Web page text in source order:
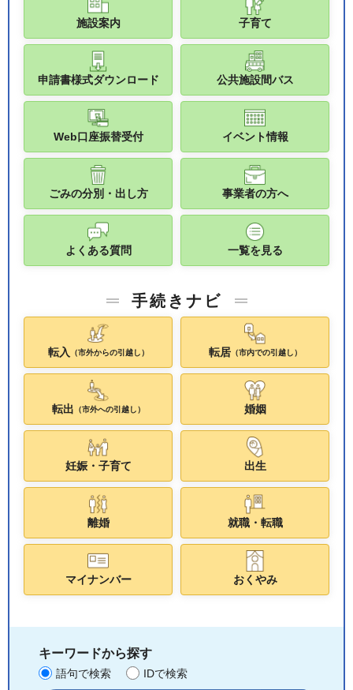
施設案内 子育て
申請書様式ダウンロード 公共施設間バス
Web口座振替受付 イベント情報
ごみの分別・出し方 事業者の方へ
よくある質問 一覧を見る
手続きナビ
転入 （市外からの引越し） 転居（市内での引越し）
転出 （市外への引越し） 婚姻
妊娠・子育て 出生
離婚 就職・転職
マイナンバー おくやみ
キーワードから探す
語句で検索 IDで検索